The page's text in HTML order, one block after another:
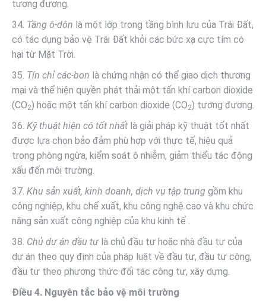
tương đương.
34. Tầng ô-dôn là một lớp trong tầng bình lưu của Trái Đất,
có tác dụng bảo vệ Trái Đất khỏi các bức xạ cực tím có
hại từ Mặt Trời.
35. Tín chỉ các-bon là chứng nhận có thể giao dịch thương
mại và thể hiện quyền phát thải một tấn khí carbon dioxide
(CO2) hoặc một tấn khí carbon dioxide (CO2) tương đương.
36. Kỹ thuật hiện có tốt nhất là giải pháp kỹ thuật tốt nhất
được lựa chọn bảo đảm phù hợp với thực tế, hiệu quả
trong phòng ngừa, kiểm soát ô nhiễm, giảm thiểu tác động
xấu đến môi trường.
37. Khu sản xuất, kinh doanh, dịch vụ tập trung gồm khu
công nghiệp, khu chế xuất, khu công nghệ cao và khu chức
năng sản xuất công nghiệp của khu kinh tế .
38. Chủ dự án đầu tưlà chủ đầu tư hoặc nhà đầu tư của
dự án theo quy định của pháp luật về đầu tư, đầu tư công,
đầu tư theo phương thức đối tác công tư, xây dựng.
Điều 4. Nguyên tắc bảo vệ môi trường